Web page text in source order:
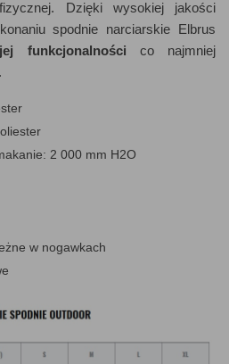
Dzięki wysokiej jakości
spodnie narciarskie Elbrus
funkcjonalności co najmniej
2 000 mm H2O
w nogawkach